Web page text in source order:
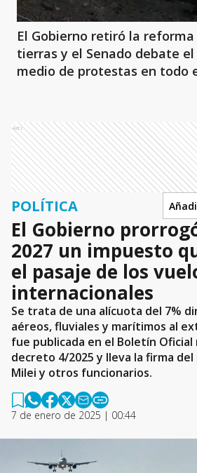
El Gobierno retiró la
tierras y el Senado debate
medio de protestas en todo
Ads
POLÍTICA
El Gobierno
2027 un impuesto
el pasaje de los
internacionales
Se trata de una alícuota del 7%
aéreos, fluviales y marítimos al
fue publicada en el Boletín
decreto 4/2025 y lleva la firma
Milei y otros funcionarios.
7 de enero de 2025 | 00:44